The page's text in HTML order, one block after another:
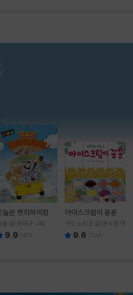
늘은 캣치하이킹
율 글/윤태규 그림
9.9 (41 )
아이스크림이 꽁꽁
구도 노리코 글/윤수정 역
9.6 (103)